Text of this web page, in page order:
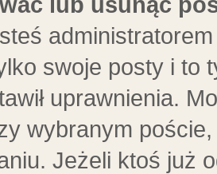
swoje posty i to
uprawnienia.
wybranym
Jeżeli ktoś już